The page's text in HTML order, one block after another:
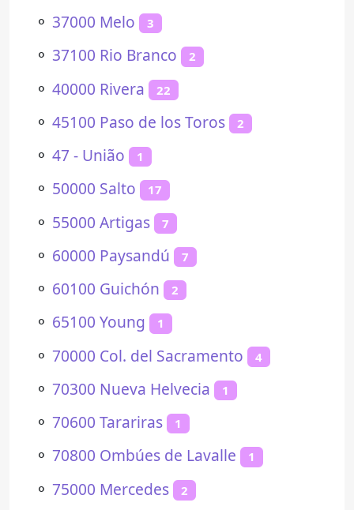
⚬ 37000 Melo 3
⚬ 37100 Rio Branco 2
⚬ 40000 Rivera 22
⚬ 45100 Paso de los Toros 2
⚬ 47 - União 1
⚬ 50000 Salto 17
⚬ 55000 Artigas 7
⚬ 60000 Paysandú 7
⚬ 60100 Guichón 2
⚬ 65100 Young 1
⚬ 70000 Col. del Sacramento 4
⚬ 70300 Nueva Helvecia 1
⚬ 70600 Tarariras 1
⚬ 70800 Ombúes de Lavalle 1
⚬ 75000 Mercedes 2